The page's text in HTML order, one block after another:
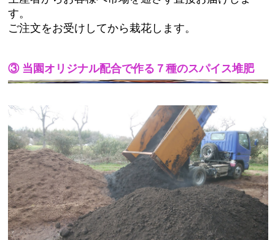
す。
ご注文をお受けしてから栽花します。
③ 当園オリジナル配合で作る７種のスパイス堆肥